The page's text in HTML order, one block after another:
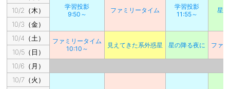
学習投影
9:50～
ファミリータイム
学習投影
11:55～
星
10/2（木）
10/3（金）
10/4（土）
ファミリータイム
10:10～
見えてきた系外惑星 星の降る夜に ファ
10/5（日）
10/6（月）
10/7（火）